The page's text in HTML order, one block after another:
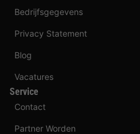
Bedrijfsgegevens
Privacy Statement
Blog
Vacatures
Service
Contact
Partner Worden